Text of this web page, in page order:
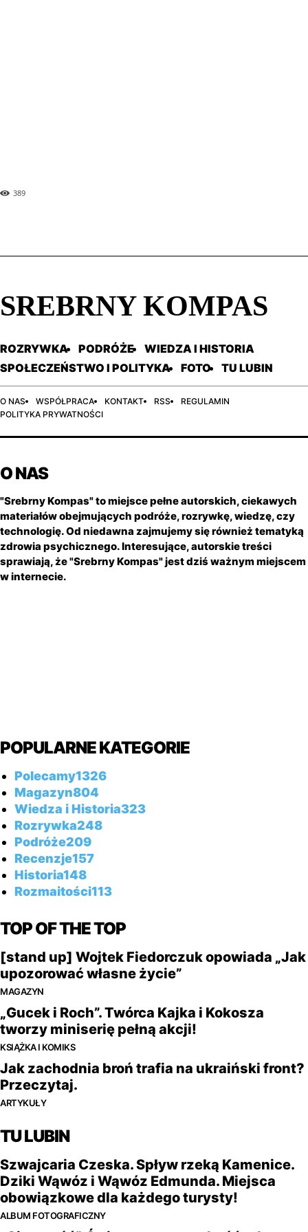
389
SREBRNY KOMPAS
ROZRYWKA PODRÓŻE
WIEDZA I HISTORIA
SPOŁECZEŃSTWO I POLITYKA
FOTO TU LUBIN
O NAS WSPÓŁPRACA KONTAKT RSS
REGULAMIN
POLITYKA PRYWATNOŚCI
O NAS
"Srebrny Kompas" to miejsce pełne autorskich, ciekawych
materiałów obejmujących podróże, rozrywkę, wiedzę, czy
technologię. Od niedawna zajmujemy się również tematyką
zdrowia psychicznego. Interesujące, autorskie treści
sprawiają, że "Srebrny Kompas" jest dziś ważnym miejscem
w internecie.
POPULARNE KATEGORIE
Polecamy1326
Magazyn804
Wiedza i Historia323
Rozrywka248
Podróże209
Recenzje157
Historia148
Rozmaitości113
TOP OF THE TOP
[stand up] Wojtek Fiedorczuk opowiada „Jak
upozorować własne życie”
MAGAZYN
„Gucek i Roch”. Twórca Kajka i Kokosza
tworzy miniserię pełną akcji!
KSIĄŻKA I KOMIKS
Jak zachodnia broń trafia na ukraiński front?
Przeczytaj.
ARTYKUŁY
TU LUBIN
Szwajcaria Czeska. Spływ rzeką Kamenice.
Dziki Wąwóz i Wąwóz Edmunda. Miejsca
obowiązkowe dla każdego turysty!
ALBUM FOTOGRAFICZNY